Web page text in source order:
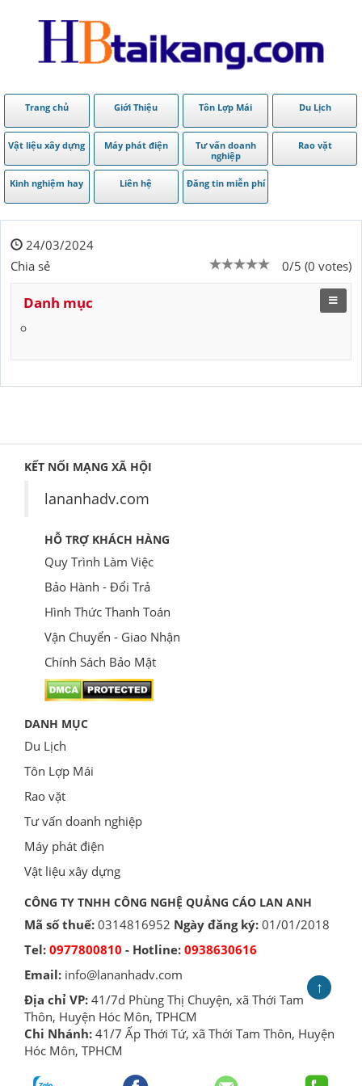
Trang chủ Giới Thiệu Tôn Lợp Mái Du Lịch
Vật liệu xây dựng Máy phát điện
Tư vấn doanh
nghiệp
Rao vặt
Kinh nghiệm hay Liên hệ Đăng tin miễn phí
24/03/2024
0/5 (0 votes)
Chia sẻ
Danh mục
KẾT NỐI MẠNG XÃ HỘI
lananhadv.com
HỖ TRỢ KHÁCH HÀNG
Quy Trình Làm Việc
Bảo Hành - Đổi Trả
Hình Thức Thanh Toán
Vận Chuyển - Giao Nhận
Chính Sách Bảo Mật
DANH MỤC
Du Lịch
Tôn Lợp Mái
Rao vặt
Tư vấn doanh nghiệp
Máy phát điện
Vật liệu xây dựng
CÔNG TY TNHH CÔNG NGHỆ QUẢNG CÁO LAN ANH
Mã số thuế: 0314816952 Ngày đăng ký: 01/01/2018
Tel: 0977800810 - Hotline: 0938630616
Email: info@lananhadv.com
Địa chỉ VP: 41/7d Phùng Thị Chuyện, xã Thới Tam
Thôn, Huyện Hóc Môn, TPHCM
Chi Nhánh: 41/7 Ấp Thới Tứ, xã Thới Tam Thôn, Huyện
Hóc Môn, TPHCM
↑